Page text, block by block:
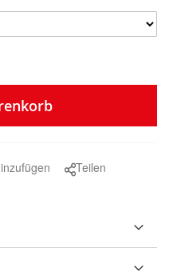
Teilen